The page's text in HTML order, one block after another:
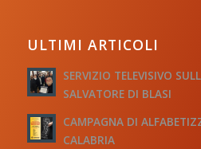
ULTIMI ARTICOLI
SERVIZIO TELEVISIVO
SALVATORE DI BLASI
CAMPAGNA DI
CALABRIA